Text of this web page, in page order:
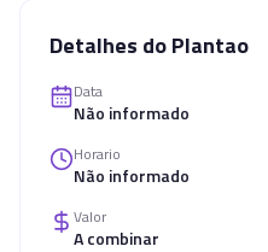
Detalhes do Plantao
Data
Não informado
Horario
Não informado
Valor
A combinar